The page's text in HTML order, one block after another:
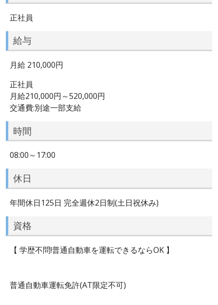
正社員
給与
月給 210,000円
正社員
月給210,000円～520,000円
交通費:別途一部支給
時間
08:00～17:00
休日
年間休日125日 完全週休2日制(土日祝休み)
資格
【 学歴不問!普通自動車を運転できるならOK 】
普通自動車運転免許(AT限定不可)